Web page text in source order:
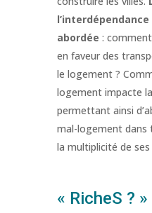
abordée :
en faveur des
le logement ?
logement impacte
permettant ainsi
mal-logement
la multiplicité de ses
« RicheS ? »